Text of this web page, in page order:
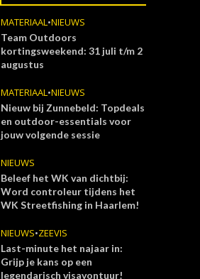
MATERIAAL•NIEUWS
Team Outdoors
kortingsweekend: 31 juli t/m 2
augustus
MATERIAAL•NIEUWS
Nieuw bij Zunnebeld: Topdeals
en outdoor-essentials voor
jouw volgende sessie
NIEUWS
Beleef het WK van dichtbij:
Word controleur tijdens het
WK Streetfishing in Haarlem!
NIEUWS•ZEEVIS
Last-minute het najaar in:
Grijp je kans op een
legendarisch visavontuur!